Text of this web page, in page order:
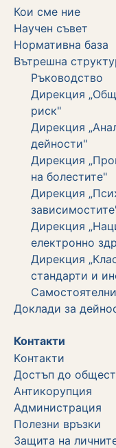
Кои сме ние
Научен съвет
Нормативна база
Вътрешна
Ръководство
Дирекция
риск"
Дирекция
дейности"
Дирекция
на болестите"
Дирекция
Дирекция
електронно
Дирекция
стандарти и
Дoклади за
Контакти
Kонтакти
Достъп до
Aнтикорупция
Администрация
Полезни връзки
Защита на